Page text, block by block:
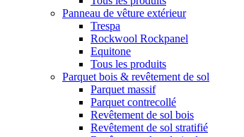
Panneau de vêture extérieur
Trespa
Rockwool Rockpanel
Equitone
Tous les produits
Parquet bois & revêtement de sol
Parquet massif
Parquet contrecollé
Revêtement de sol bois
Revêtement de sol stratifié